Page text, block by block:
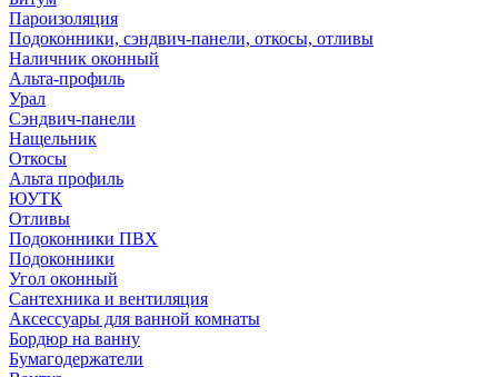
Пароизоляция
Подоконники, сэндвич-панели, откосы, отливы
Наличник оконный
Альта-профиль
Урал
Сэндвич-панели
Нащельник
Откосы
Альта профиль
ЮУТК
Отливы
Подоконники ПВХ
Подоконники
Угол оконный
Сантехника и вентиляция
Аксессуары для ванной комнаты
Бордюр на ванну
Бумагодержатели